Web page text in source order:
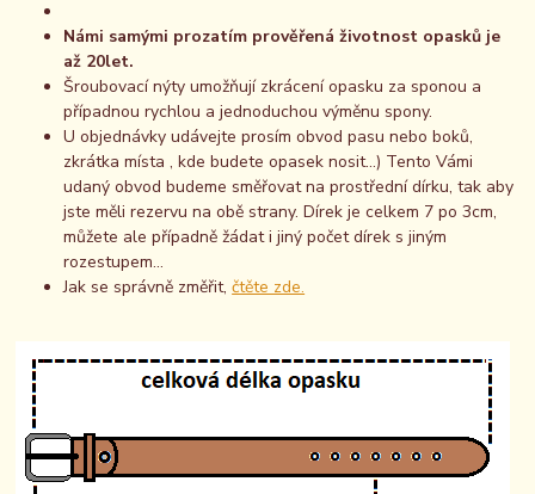
Námi samými prozatím prověřená životnost opasků je
až 20let.
Šroubovací nýty umožňují zkrácení opasku za sponou a
případnou rychlou a jednoduchou výměnu spony.
U objednávky udávejte prosím obvod pasu nebo boků,
zkrátka místa , kde budete opasek nosit...) Tento Vámi
udaný obvod budeme směřovat na prostřední dírku, tak aby
jste měli rezervu na obě strany. Dírek je celkem 7 po 3cm,
můžete ale případně žádat i jiný počet dírek s jiným
rozestupem...
Jak se správně změřit,čtěte zde.